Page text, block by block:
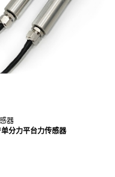
器
分力平台力传感器